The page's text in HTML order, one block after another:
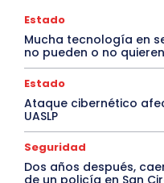
Estado
Mucha tecnología en
no pueden o no
Estado
Ataque cibernético
UASLP
Seguridad
Dos años después,